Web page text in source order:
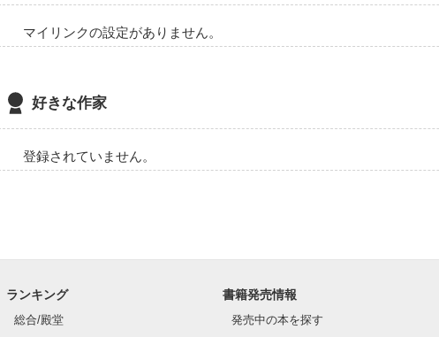
マイリンクの設定がありません。
好きな作家
登録されていません。
ランキング
総合/殿堂
書籍発売情報
発売中の本を探す